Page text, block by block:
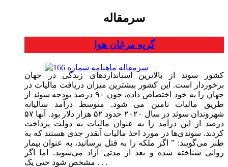
سرمقاله
گریه مرغان هوا
کشور سوئد از بالاترین استانداردهای زندگی در جهان
برخوردار است. این کشور بیشترین میزان دریافت مالیات در
جهان را به خود اختصاص داده، چون ۹۰ درصد بودجه سوئد از
طریق مالیات تامین می شود. متوسط درآمد سالیانه
شهروندان سوئد در سال ۲۰۲۰ حدود ۵۲ هزار دلار بود. آنها ۵۷
درصد از این درآمد را به عنوان مالیات به دولت پرداخت
کردند. سوئدی‌ها در مورد اخذ مالیات آنقدر جدی هستند که به
طنز می‌گویند: ” اگر ملکه را به قتل برسانید، به عنوان بیمار
روانی شناخته شده و بعد از مدتی آزاد می‌شوید. اما اگر
. . .